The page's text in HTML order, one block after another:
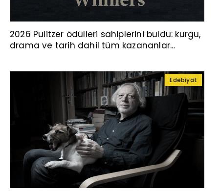
2026 Pulitzer ödülleri sahiplerini buldu: kurgu,
drama ve tarih dahil tüm kazananlar
Edebiyat